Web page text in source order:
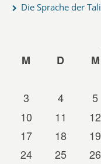
Die Sprache der
M
D M
3
4 5
10
11 12
17
18 19
24
25 26